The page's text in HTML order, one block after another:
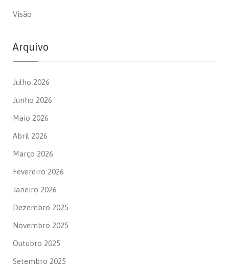
Visão
Arquivo
Julho 2026
Junho 2026
Maio 2026
Abril 2026
Março 2026
Fevereiro 2026
Janeiro 2026
Dezembro 2025
Novembro 2025
Outubro 2025
Setembro 2025